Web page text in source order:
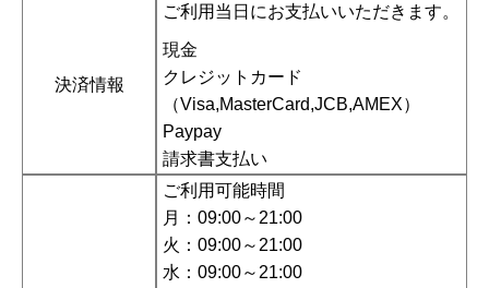
決済情報
ご利用当日にお支払いいただきます。
現金
クレジットカード
（Visa,MasterCard,JCB,AMEX）
Paypay
請求書支払い
ご利用可能時間
月：09:00～21:00
火：09:00～21:00
水：09:00～21:00